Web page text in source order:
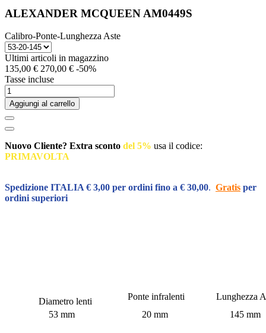
ALEXANDER MCQUEEN AM0449S
Calibro-Ponte-Lunghezza Aste
Ultimi articoli in magazzino
135,00 € 270,00 € -50%
Tasse incluse
Aggiungi al carrello
Nuovo Cliente? Extra sconto del 5% usa il codice:
PRIMAVOLTA
Spedizione ITALIA € 3,00 per ordini fino a € 30,00. Gratis per
ordini superiori
Diametro lenti Ponte infralenti
Lunghezza
53 mm
20 mm 145 mm